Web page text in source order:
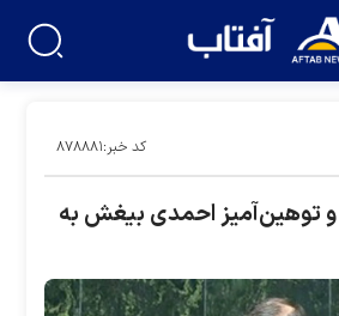
کد خبر:۸۷۸۸۸۱
توهین‌آمیز احمدی بیغش به